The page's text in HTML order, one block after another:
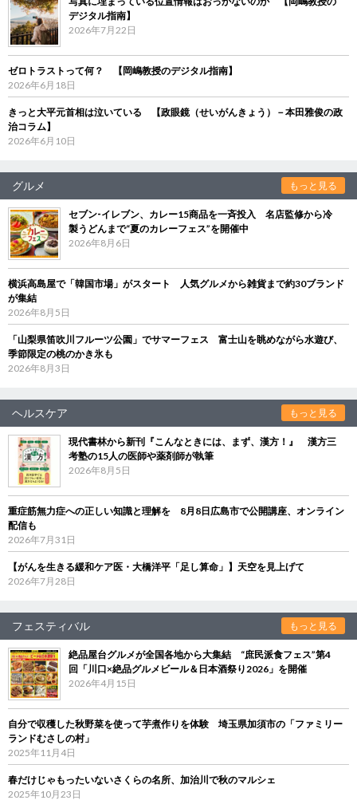
デジタル指南】
2026年7月22日
ゼロトラストって何？ 【岡嶋教授のデジタル指南】
2026年6月18日
きっと大平元首相は泣いている 【政眼鏡（せいがんきょう）－本田雅俊の政
治コラム】
2026年6月10日
グルメ もっと見る
セブン‐イレブン、カレー15商品を一斉投入 名店監修から冷
製うどんまで“夏のカレーフェス”を開催中
2026年8月6日
横浜高島屋で「韓国市場」がスタート 人気グルメから雑貨まで約30ブランド
が集結
2026年8月5日
「山梨県笛吹川フルーツ公園」でサマーフェス 富士山を眺めながら水遊び、
季節限定の桃のかき氷も
2026年8月3日
ヘルスケア もっと見る
現代書林から新刊『こんなときには、まず、漢方！』 漢方三
考塾の15人の医師や薬剤師が執筆
2026年8月5日
重症筋無力症への正しい知識と理解を 8月8日広島市で公開講座、オンライン
配信も
2026年7月31日
【がんを生きる緩和ケア医・大橋洋平「足し算命」】天空を見上げて
2026年7月28日
フェスティバル もっと見る
絶品屋台グルメが全国各地から大集結 “庶民派食フェス”第4
回「川口×絶品グルメビール＆日本酒祭り2026」を開催
2026年4月15日
自分で収穫した秋野菜を使って芋煮作りを体験 埼玉県加須市の「ファミリー
ランドむさしの村」
2025年11月4日
春だけじゃもったいないさくらの名所、加治川で秋のマルシェ
2025年10月23日